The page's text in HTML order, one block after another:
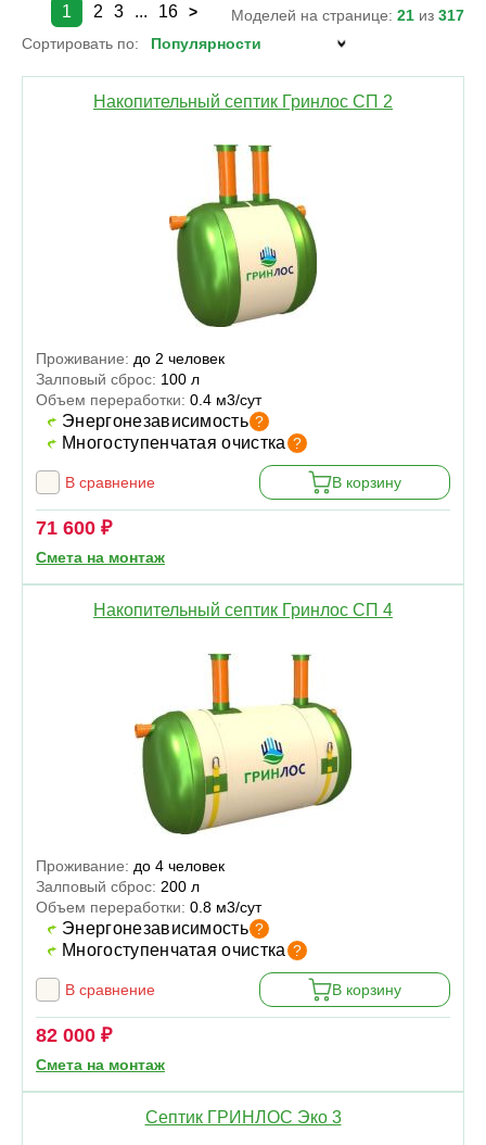
1 2 3 ... 16 > Моделей на странице: 21 из 317
Сортировать по:
Накопительный септик Гринлос СП 2
Проживание: до 2 человек
Залповый сброс: 100 л
Объем переработки: 0.4 м3/сут
Энергонезависимость ?
Многоступенчатая очистка ?
В сравнение В корзину
71 600 ₽
Смета на монтаж
Накопительный септик Гринлос СП 4
Проживание: до 4 человек
Залповый сброс: 200 л
Объем переработки: 0.8 м3/сут
Энергонезависимость ?
Многоступенчатая очистка ?
В сравнение В корзину
82 000 ₽
Смета на монтаж
Септик ГРИНЛОС Эко 3